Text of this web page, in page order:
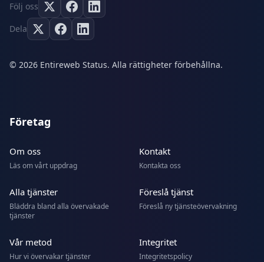
Följ oss
Dela
© 2026 Entireweb Status. Alla rättigheter förbehållna.
Företag
Om oss
Läs om vårt uppdrag
Kontakt
Kontakta oss
Alla tjänster
Bläddra bland alla övervakade
tjänster
Föreslå tjänst
Föreslå ny tjänsteövervakning
Vår metod
Hur vi övervakar tjänster
Integritet
Integritetspolicy